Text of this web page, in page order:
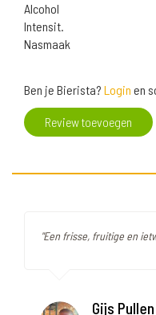
Alcohol
Intensit.
Nasmaak
Ben je Bierista? Login en
Review toevoegen
"Een frisse, fruitige en
Gijs Pullen